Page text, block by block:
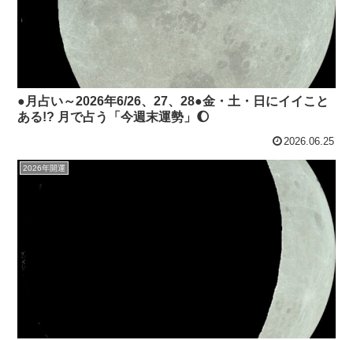
●月占い～2026年6/26、27、28●金・土・日にイイこと
ある!? 月で占う「今週末運勢」🌔
2026.06.25
2026年開運